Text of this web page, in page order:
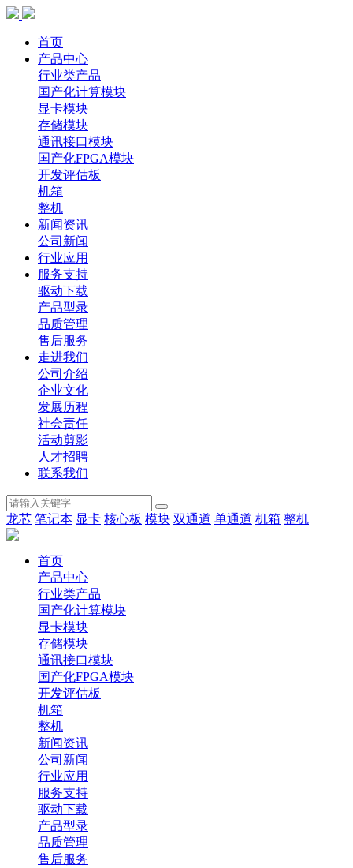
首页
产品中心
行业类产品
国产化计算模块
显卡模块
存储模块
通讯接口模块
国产化FPGA模块
开发评估板
机箱
整机
新闻资讯
公司新闻
行业应用
服务支持
驱动下载
产品型录
品质管理
售后服务
走进我们
公司介绍
企业文化
发展历程
社会责任
活动剪影
人才招聘
联系我们
龙芯 笔记本 显卡 核心板 模块 双通道 单通道 机箱 整机
首页
产品中心
行业类产品
国产化计算模块
显卡模块
存储模块
通讯接口模块
国产化FPGA模块
开发评估板
机箱
整机
新闻资讯
公司新闻
行业应用
服务支持
驱动下载
产品型录
品质管理
售后服务